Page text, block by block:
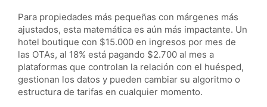
Para propiedades más pequeñas con márgenes más
ajustados, esta matemática es aún más impactante. Un
hotel boutique con $15.000 en ingresos por mes de
las OTAs, al 18% está pagando $2.700 al mes a
plataformas que controlan la relación con el huésped,
gestionan los datos y pueden cambiar su algoritmo o
estructura de tarifas en cualquier momento.